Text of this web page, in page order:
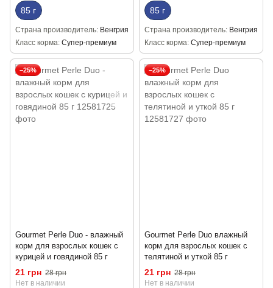
85 г
Страна производитель Венгрия
Класс корма Супер-премиум
85 г
Страна производитель Венгрия
Класс корма Супер-премиум
−25%
Gourmet Perle Duo - влажный
корм для взрослых кошек с
курицей и говядиной 85 г
21 грн 28 грн
Нет в наличии
−25%
Gourmet Perle Duo влажный
корм для взрослых кошек с
телятиной и уткой 85 г
21 грн 28 грн
Нет в наличии